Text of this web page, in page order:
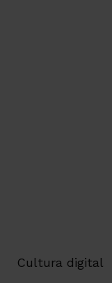
Cultura digital